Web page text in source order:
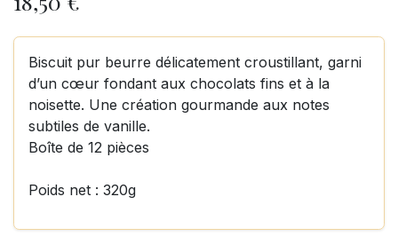
Biscuit pur beurre délicatement croustillant, garni
d’un cœur fondant aux chocolats fins et à la
noisette. Une création gourmande aux notes
subtiles de vanille.
Boîte de 12 pièces
Poids net : 320g